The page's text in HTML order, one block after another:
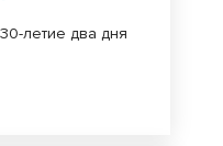
летие два дня